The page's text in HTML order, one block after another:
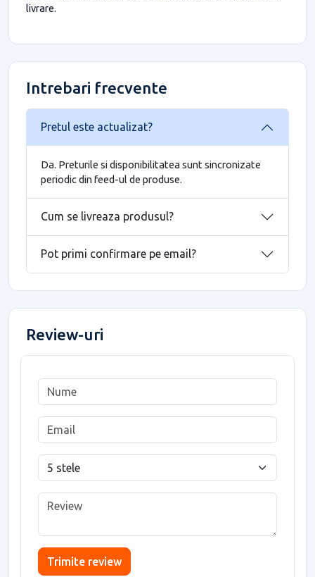
livrare.
Intrebari frecvente
Pretul este actualizat?
Da. Preturile si disponibilitatea sunt sincronizate
periodic din feed-ul de produse.
Cum se livreaza produsul?
Pot primi confirmare pe email?
Review-uri
Trimite review